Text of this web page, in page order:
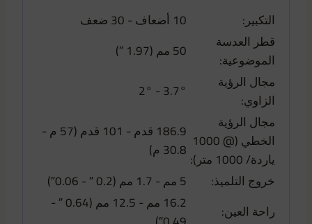
التكبير:
10 أضعاف - 30 ضعف
قطر العدسة
الموضوعية:
50 مم (1.97 ″)
مجال الرؤية
الزاوي:
3.7° - 2°
مجال الرؤية
الخطي (@ 1000
ياردة/ 1000 متر):
186.9 قدم - 101 قدم (57 م -
30.8 م)
خروج التلميذ:
5 مم - 1.7 مم (0.2 ″ - 0.06″)
راحة العين:
16.2 مم - 12.5 مم (0.64 ″ -